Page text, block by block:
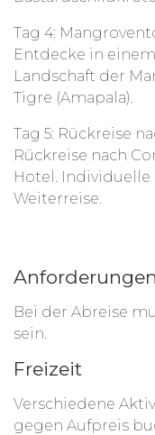
Tag 4:
Entdecke in
Landschaft der
Tigre (Amapala).
Tag 5: Rückreise
Rückreise nach
Hotel.
Weiterreise.
Anforderungen
Bei der Abreise
sein.
Freizeit
Verschiedene
gegen Aufpreis